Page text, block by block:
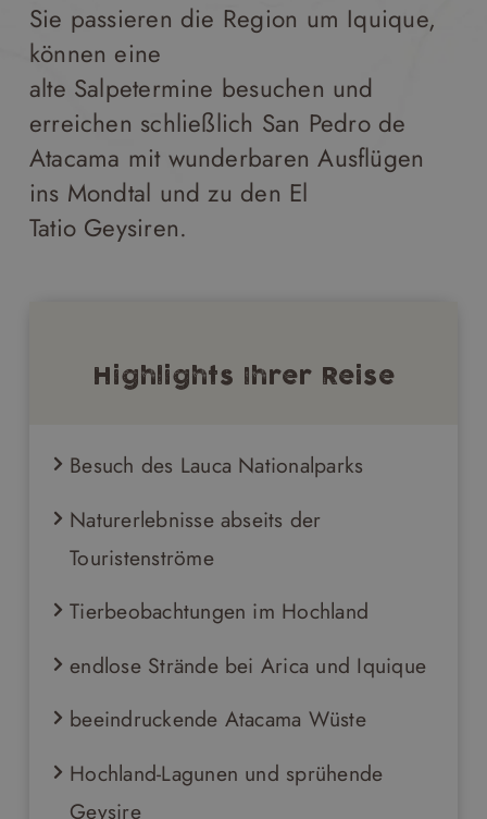
Sie passieren die Region um Iquique,
können eine
alte Salpetermine besuchen und
erreichen schließlich San Pedro de
Atacama mit wunderbaren Ausflügen
ins Mondtal und zu den El
Tatio Geysiren.
Highlights Ihrer Reise
Besuch des Lauca Nationalparks
Naturerlebnisse abseits der
Touristenströme
Tierbeobachtungen im Hochland
endlose Strände bei Arica und Iquique
beeindruckende Atacama Wüste
Hochland-Lagunen und sprühende
Geysire